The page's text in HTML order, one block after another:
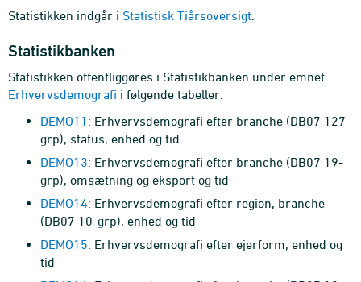
Statistikken indgår i Statistisk Tiårsoversigt
Statistikbanken
Statistikken offentliggøres i Statistikbanken under emnet
Erhvervsdemografi i følgende tabeller:
DEMO11 : Erhvervsdemografi efter branche (DB07 127-
grp), status, enhed og tid
DEMO13: Erhvervsdemografi efter branche (DB07 19-
grp), omsætning og eksport og tid
DEMO14: Erhvervsdemografi efter region, branche
(DB07 10-grp), enhed og tid
DEMO15: Erhvervsdemografi efter ejerform, enhed og
tid